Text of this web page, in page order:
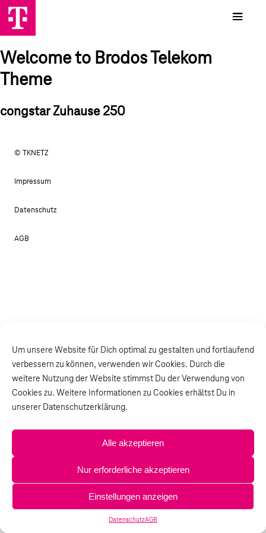
Um unsere Website für Dich optimal zu gestalten und fortlaufend
verbessern zu können, verwenden wir Cookies. Durch die
weitere Nutzung der Website stimmst Du der Verwendung von
Cookies zu. Weitere Informationen zu Cookies erhältst Du in
unserer Datenschutzerklärung.
Alle akzeptieren
Nur erforderliche akzeptieren
Einstellungen anzeigen
DatenschutzAGB
Welcome to Brodos Telekom
Theme
congstar Zuhause 250
© TKNETZ
Impressum
Datenschutz
AGB